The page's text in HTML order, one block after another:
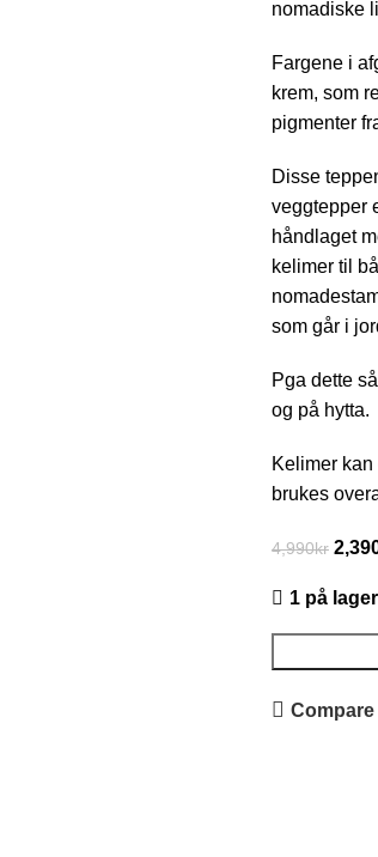
nomadiske
Fargene i
krem, som
pigmenter
Disse
veggtepper
håndlaget
kelimer til
som går i
Pga dette
og på hytta.
Kelimer
brukes
4,990kr
1 på lager
Compare